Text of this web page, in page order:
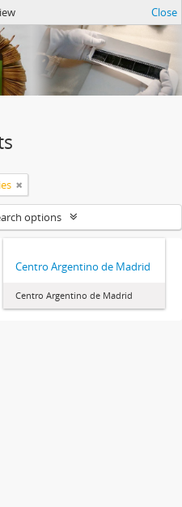
Close
options
Centro Argentino de Madrid
Centro Argentino de Madrid